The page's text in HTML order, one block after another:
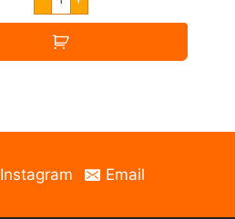
Vape
Tropical
Island
30ml
Menge
Instagram Email